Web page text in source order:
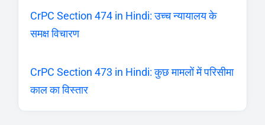
CrPC Section 474 in Hindi: उच्च न्यायालय के
समक्ष विचारण
CrPC Section 473 in Hindi: कुछ मामलों में परिसीमा
काल का विस्तार